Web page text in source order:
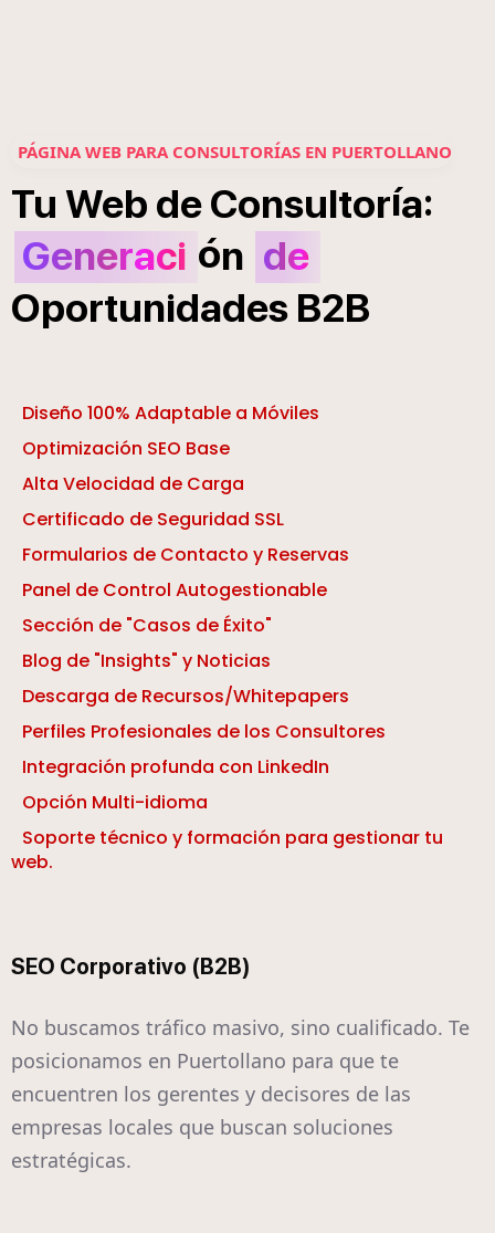
PÁGINA WEB PARA CONSULTORÍAS EN PUERTOLLANO
Tu Web deConsultoría:
Generaci ón de
Oportunidades B2B
Diseño 100% Adaptable a Móviles
Optimización SEO Base
Alta Velocidad de Carga
Certificado de Seguridad SSL
Formularios de Contacto y Reservas
Panel de Control Autogestionable
Sección de "Casos de Éxito"
Blog de "Insights" y Noticias
Descarga de Recursos/Whitepapers
Perfiles Profesionales de los Consultores
Integración profunda con LinkedIn
Opción Multi-idioma
Soporte técnico y formación para gestionar tu
web.
SEO Corporativo (B2B)
No buscamos tráfico masivo, sino cualificado. Te
posicionamos en Puertollano para que te
encuentren los gerentes y decisores de las
empresas locales que buscan soluciones
estratégicas.